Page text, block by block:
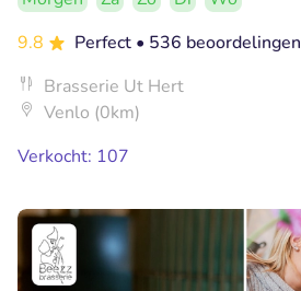
9.8
Perfect • 536 beoordelingen
Brasserie Ut Hert
Venlo (0km)
Verkocht: 107